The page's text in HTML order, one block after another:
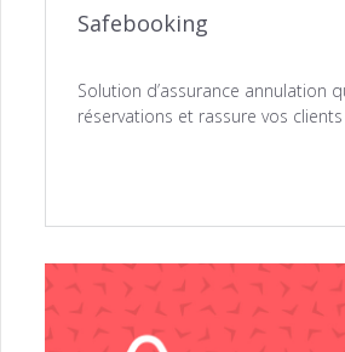
Safebooking
Solution d’assurance annulation
réservations et rassure vos clients